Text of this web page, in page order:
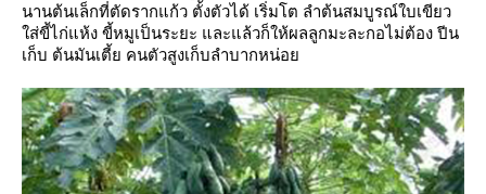
นานต้นเล็กที่ตัดรากแก้ว ตั้งตัวได้ เริ่มโต ลำต้นสมบูรณ์ใบเขียว
ส่ขี้ไก่แห้ง ขี้หมูเป็นระยะ และแล้วก็ให้ผลลูกมะละกอไม่ต้อง ปีน
เก็บ ต้นมันเตี้ย คนตัวสูงเก็บลำบากหน่อ